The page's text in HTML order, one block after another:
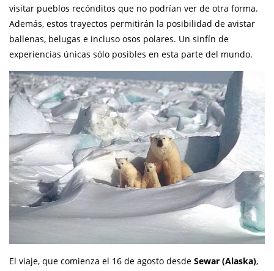
visitar pueblos recónditos que no podrían ver de otra forma.
Además, estos trayectos permitirán la posibilidad de avistar
ballenas, belugas e incluso osos polares. Un sinfín de
experiencias únicas sólo posibles en esta parte del mundo.
El viaje, que comienza el 16 de agosto desde Sewar (Alaska),